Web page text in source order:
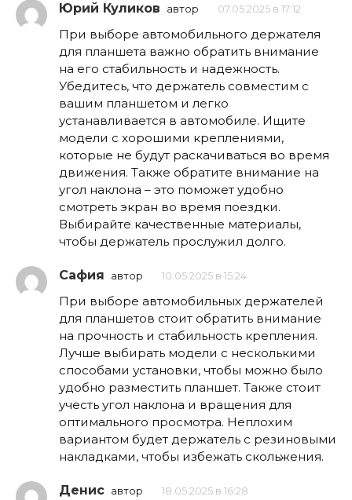
Юрий Куликов автор 07.05.2025 в 17:12
При выборе автомобильного держателя
для планшета важно обратить внимание
на его стабильность и надежность.
Убедитесь, что держатель совместим с
вашим планшетом и легко
устанавливается в автомобиле. Ищите
модели с хорошими креплениями,
которые не будут раскачиваться во время
движения. Также обратите внимание на
угол наклона – это поможет удобно
смотреть экран во время поездки.
Выбирайте качественные материалы,
чтобы держатель прослужил долго.
Сафия автор 10.05.2025 в 15:24
При выборе автомобильных держателей
для планшетов стоит обратить внимание
на прочность и стабильность крепления.
Лучше выбирать модели с несколькими
способами установки, чтобы можно было
удобно разместить планшет. Также стоит
учесть угол наклона и вращения для
оптимального просмотра. Неплохим
вариантом будет держатель с резиновыми
накладками, чтобы избежать скольжения.
Денис автор 18.05.2025 в 16:28